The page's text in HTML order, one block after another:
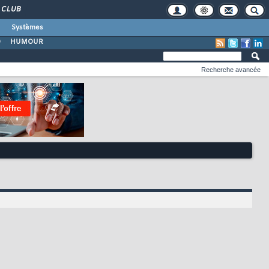
CLUB
Systèmes
HUMOUR
Recherche avancée